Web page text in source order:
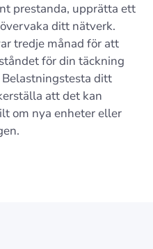
prestanda, upprätta ett
ditt nätverk.
tredje månad för att
för din täckning
ditt
att det kan
om nya enheter eller